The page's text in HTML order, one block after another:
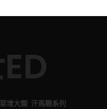
增大類 汗馬糖系列